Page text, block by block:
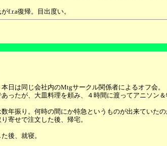
f.r.a復帰。目出度い。
日は同じ会社内のMtgサークル関係者によるオフ会。
ったが、大皿料理を頼み、４時間に渡ってアニソン
年振り。何時の間にか特急というものが出来ていたの
寄せで注文した後、帰宅。
後、就寝。